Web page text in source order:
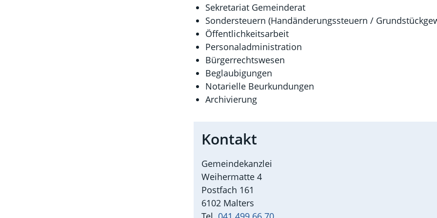
Sekretariat Gemeinderat
Sondersteuern (Handänderungssteuern /
Öffentlichkeitsarbeit
Personaladministration
Bürgerrechtswesen
Beglaubigungen
Notarielle Beurkundungen
Archivierung
Kontakt
Gemeindekanzlei
Weihermatte 4
Postfach 161
6102 Malters